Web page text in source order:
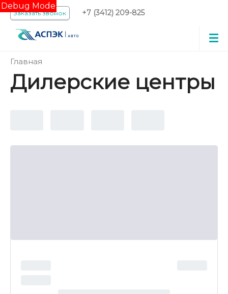
Debug Mode
Заказать звонок +7 (3412) 209-825
Главная
Дилерские центры